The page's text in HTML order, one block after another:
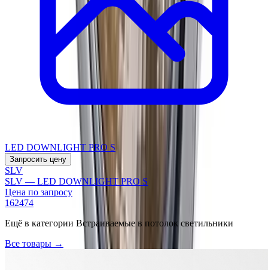
LED DOWNLIGHT PRO S
Запросить цену
SLV
SLV — LED DOWNLIGHT PRO S
Цена по запросу
162474
Ещё в категории Встраиваемые в потолок светильники
Все товары →